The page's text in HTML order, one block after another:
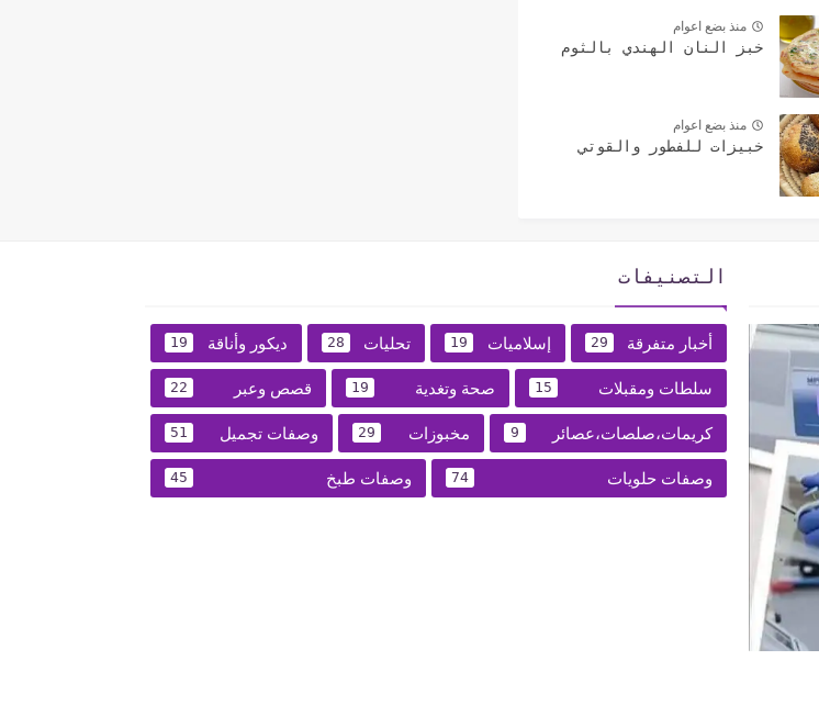
منذ بضع اعوام
خبز النان الهندي بالثوم
منذ بضع اعوام
خبيزات للفطور والقوتي
التصنيفات
أخبار متفرقة 29 إسلاميات 19 تحليات 28 ديكور وأناقة 19
سلطات ومقبلات 15 صحة وتغدية 19 قصص وعبر 22
كريمات،صلصات،عصائر 9 مخبوزات 29 وصفات تجميل 51
وصفات حلويات 74 وصفات طبخ 45